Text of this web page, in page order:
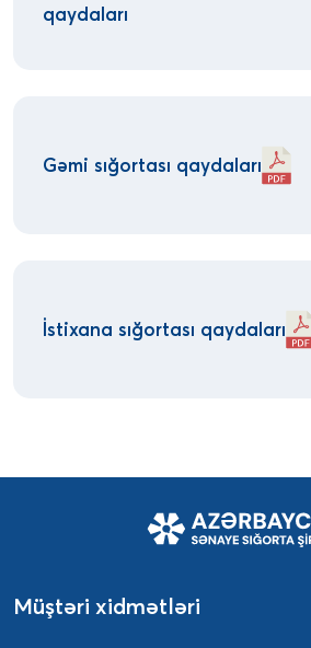
qaydaları
Gəmi sığortası qaydaları
İstixana sığortası qaydaları
Müştəri xidmətləri